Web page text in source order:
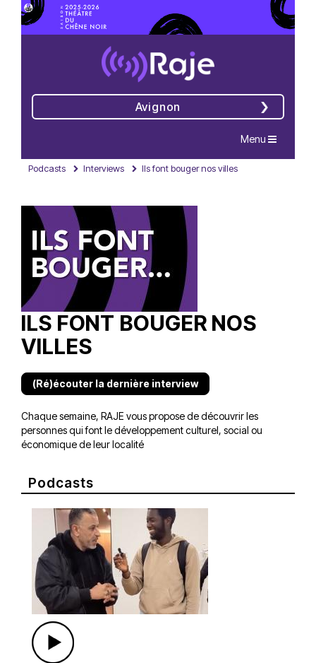
Avignon
Navigation
Menu
Podcasts Interviews Ils font bouger nos villes
ILS FONT BOUGER NOS
VILLES
(Ré)écouter la dernière interview
Chaque semaine, RAJE vous propose de découvrir les
personnes qui font le développement culturel, social ou
économique de leur localité
Podcasts